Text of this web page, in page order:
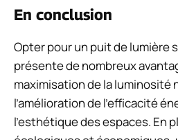
En conclusion
Opter pour un puit de lumière
présente de nombreux
maximisation de la luminosité
l’amélioration de l’efficacité
l’esthétique des espaces. En